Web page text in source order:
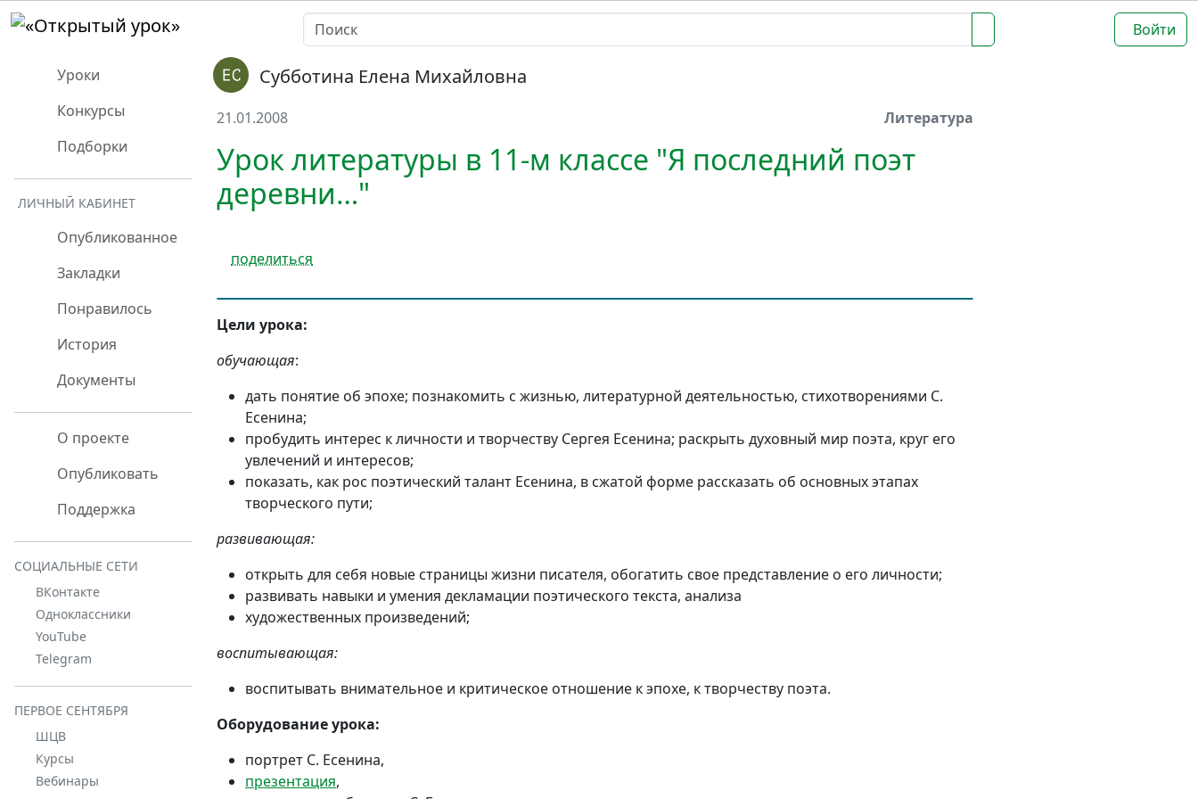
Войти
Уроки
Конкурсы
Подборки
ЛИЧНЫЙ КАБИНЕТ
Опубликованное
Закладки
Понравилось
История
Документы
О проекте
Опубликовать
Поддержка
СОЦИАЛЬНЫЕ СЕТИ
ВКонтакте
Одноклассники
YouTube
Telegram
ПЕРВОЕ СЕНТЯБРЯ
ШЦВ
Курсы
Вебинары
Субботина Елена Михайловна
21.01.2008 Литература
Урок литературы в 11-м классе "Я последний поэт
деревни…"
поделиться
Цели урока:
обучающая:
дать понятие об эпохе; познакомить с жизнью, литературной деятельностью, стихотворениями С.
Есенина;
пробудить интерес к личности и творчеству Сергея Есенина; раскрыть духовный мир поэта, круг его
увлечений и интересов;
показать, как рос поэтический талант Есенина, в сжатой форме рассказать об основных этапах
творческого пути;
развивающая:
открыть для себя новые страницы жизни писателя, обогатить свое представление о его личности;
развивать навыки и умения декламации поэтического текста, анализа
художественных произведений;
воспитывающая:
воспитывать внимательное и критическое отношение к эпохе, к творчеству поэта.
Оборудование урока:
портрет С. Есенина,
презентация,